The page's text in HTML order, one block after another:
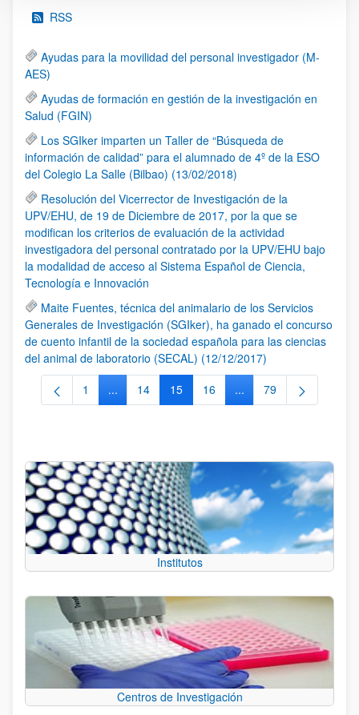
RSS
Ayudas para la movilidad del personal investigador (M-
AES)
Ayudas de formación en gestión de la investigación en
Salud (FGIN)
Los SGIker imparten un Taller de “Búsqueda de
información de calidad” para el alumnado de 4º de la ESO
del Colegio La Salle (Bilbao) (13/02/2018)
Resolución del Vicerrector de Investigación de la
UPV/EHU, de 19 de Diciembre de 2017, por la que se
modifican los criterios de evaluación de la actividad
investigadora del personal contratado por la UPV/EHU bajo
la modalidad de acceso al Sistema Español de Ciencia,
Tecnología e Innovación
Maite Fuentes, técnica del animalario de los Servicios
Generales de Investigación (SGIker), ha ganado el concurso
de cuento infantil de la sociedad española para las ciencias
del animal de laboratorio (SECAL) (12/12/2017)
Página
1 ...Páginas intermedias Use TAB para desplazarse.
Página
14 Página
15 Página
16 ...Páginas intermedias
Página
79
Institutos
Centros de Investigación